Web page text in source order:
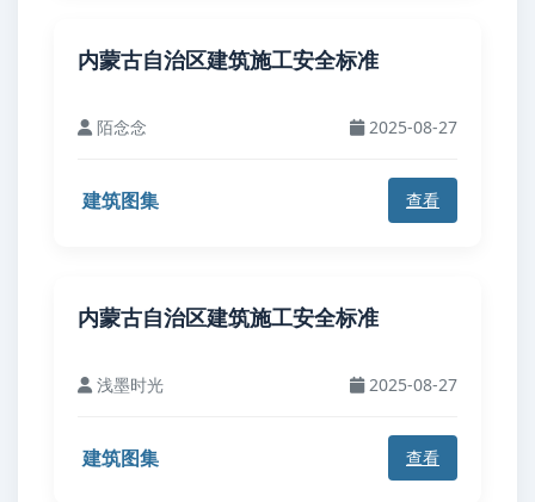
内蒙古自治区建筑施工安全标准
陌念念 2025-08-27
建筑图集 查看
内蒙古自治区建筑施工安全标准
浅墨时光 2025-08-27
建筑图集 查看